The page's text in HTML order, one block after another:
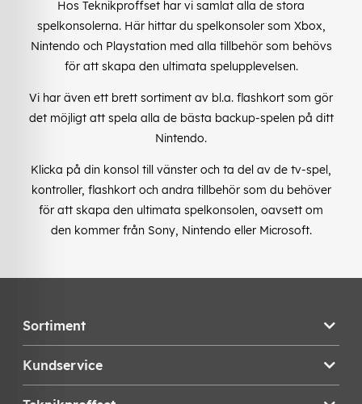
Hos Teknikproffset har vi samlat alla de stora
spelkonsolerna. Här hittar du spelkonsoler som Xbox,
Nintendo och Playstation med alla tillbehör som behövs
för att skapa den ultimata spelupplevelsen.
Vi har även ett brett sortiment av bl.a. flashkort som gör
det möjligt att spela alla de bästa backup-spelen på ditt
Nintendo.
Klicka på din konsol till vänster och ta del av de tv-spel,
kontroller, flashkort och andra tillbehör som du behöver
för att skapa den ultimata spelkonsolen, oavsett om
den kommer från Sony, Nintendo eller Microsoft.
Sortiment
Kundservice